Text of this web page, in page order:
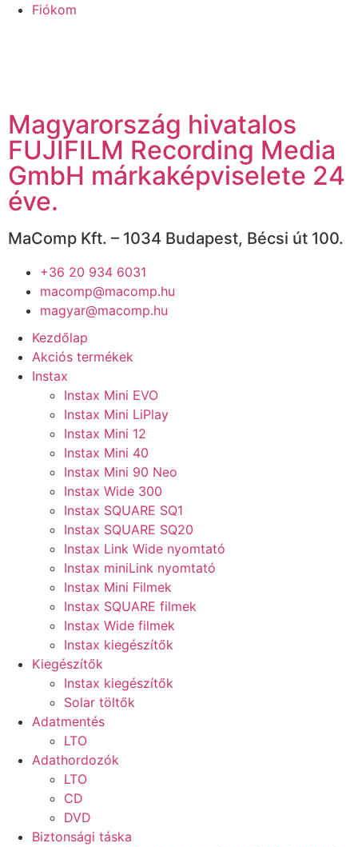
Fiókom
Magyarország hivatalos
FUJIFILM Recording Media
GmbH márkaképviselete 24
éve.
MaComp Kft. – 1034 Budapest, Bécsi út 100.
+36 20 934 6031
macomp@macomp.hu
magyar@macomp.hu
Kezdőlap
Akciós termékek
Instax
Instax Mini EVO
Instax Mini LiPlay
Instax Mini 12
Instax Mini 40
Instax Mini 90 Neo
Instax Wide 300
Instax SQUARE SQ1
Instax SQUARE SQ20
Instax Link Wide nyomtató
Instax miniLink nyomtató
Instax Mini Filmek
Instax SQUARE filmek
Instax Wide filmek
Instax kiegészítők
Kiegészítők
Instax kiegészítők
Solar töltők
Adatmentés
LTO
Adathordozók
LTO
CD
DVD
Biztonsági táska